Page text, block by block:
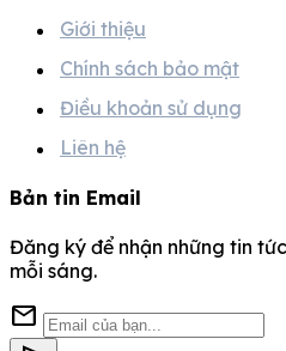
Giới thiệu
Chính sách bảo mật
Điều khoản sử dụng
Liên hệ
Bản tin Email
Đăng ký để nhận những tin
mỗi sáng.
mail